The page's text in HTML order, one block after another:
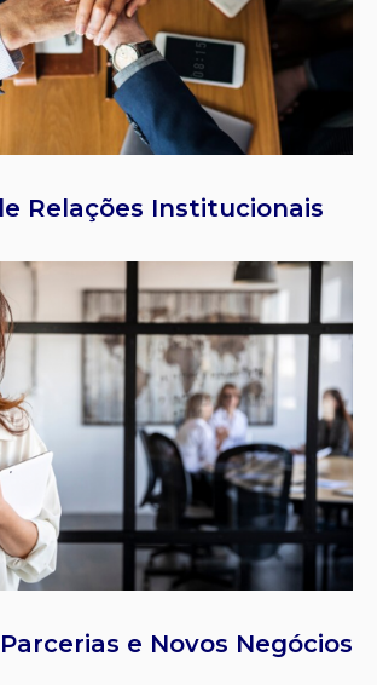
Relações Institucionais
e Novos Negócios